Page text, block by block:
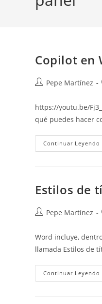
Copilot en
Autor
la
entrada:
Pepe Martínez
https://youtu.be/
qué puedes hacer
Continuar Leyendo
Estilos de
Autor
la
entrada:
Pepe Martínez
Word incluye,
llamada Estilos de
Continuar Leyendo